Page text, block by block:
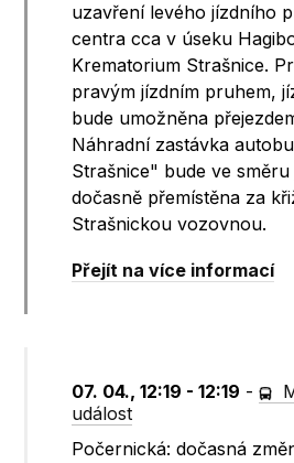
uzavření levého jízdního
centra cca v úseku
Krematorium Strašnice.
pravým jízdním pruhem,
bude umožněna
Náhradní zastávka
Strašnice" bude ve
dočasně přemístěna za
Strašnickou vozovnou.
Přejít na více informací
07. 04., 12:19 - 12:19 -
událost
Počernická: dočasná